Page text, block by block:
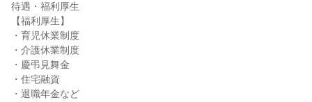
待遇・福利厚生
【福利厚生】
・育児休業制度
・介護休業制度
・慶弔見舞金
・住宅融資
・退職年金など